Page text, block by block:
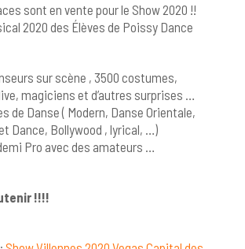
sont en vente pour le Show 2020 !!
2020 des Élèves de Poissy Dance
sur scène , 3500 costumes,
magiciens et d’autres surprises …
de Danse ( Modern, Danse Orientale,
Dance, Bollywood , lyrical, …)
Pro avec des amateurs …
!!!!